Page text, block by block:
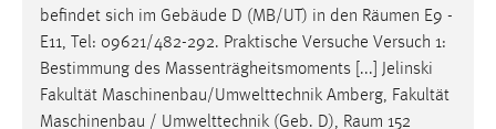
befindet sich im Gebäude D (MB/UT) in den Räumen E9 -
E11, Tel: 09621/482-292. Praktische Versuche Versuch 1:
Bestimmung des Massenträgheitsmoments [...] Jelinski
Fakultät Maschinenbau/Umwelttechnik Amberg, Fakultät
Maschinenbau / Umwelttechnik (Geb. D), Raum 152